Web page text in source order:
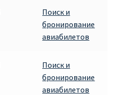
Поиск и
бронирование
авиабилетов
Поиск и
бронирование
авиабилетов